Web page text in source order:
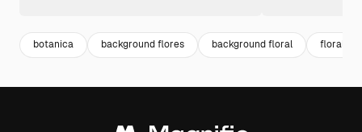
botanica background flores background floral floral